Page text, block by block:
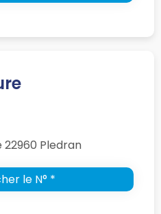
22960 Pledran
le N° *